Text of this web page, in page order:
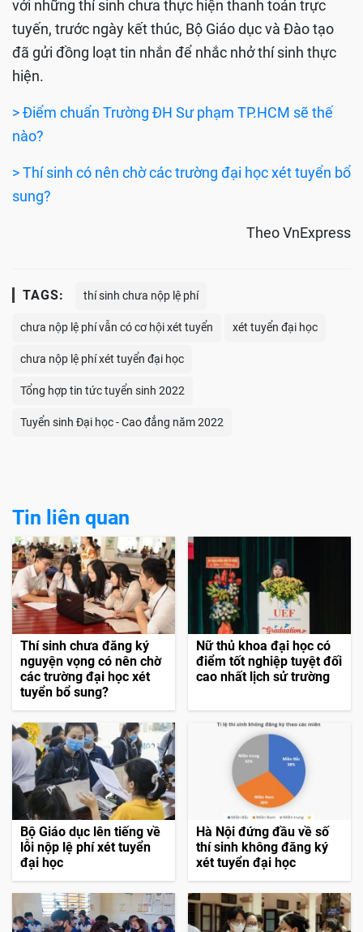
với những thí sinh chưa thực hiện thanh toán trực
tuyến, trước ngày kết thúc, Bộ Giáo dục và Đào tạo
đã gửi đồng loạt tin nhắn để nhắc nhở thí sinh thực
hiện.
> Điểm chuẩn Trường ĐH Sư phạm TP.HCM sẽ thế
nào?
> Thí sinh có nên chờ các trường đại học xét tuyển bổ
sung?
Theo VnExpress
TAGS: thí sinh chưa nộp lệ phí
chưa nộp lệ phí vẫn có cơ hội xét tuyển xét tuyển đại học
chưa nộp lệ phí xét tuyển đại học
Tổng hợp tin tức tuyển sinh 2022
Tuyển sinh Đại học - Cao đẳng năm 2022
Tin liên quan
Thí sinh chưa đăng ký
nguyện vọng có nên chờ
các trường đại học xét
tuyển bổ sung?
Nữ thủ khoa đại học có
điểm tốt nghiệp tuyệt đối
cao nhất lịch sử trường
Bộ Giáo dục lên tiếng về
lỗi nộp lệ phí xét tuyển
đại học
Hà Nội đứng đầu về số
thí sinh không đăng ký
xét tuyển đại học